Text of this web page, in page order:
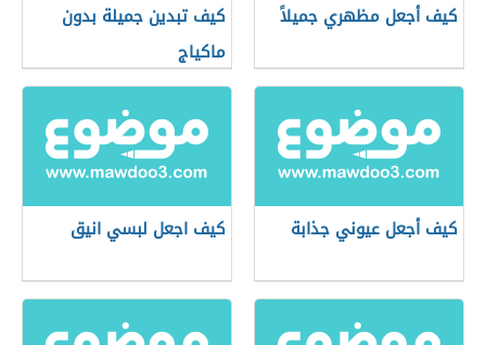
كيف أجعل مظهري جميلاً
كيف تبدين جميلة بدون
ماكياج
كيف أجعل عيوني جذابة كيف اجعل لبسي انيق